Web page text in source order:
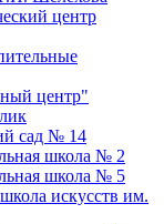
центр
центр"
сад № 14
школа № 2
школа № 5
искусств им.